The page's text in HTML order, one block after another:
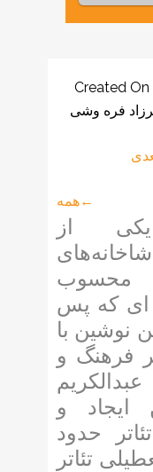
Created On
فره وشی
←همه
از
محسوب
ای که پس
نوشین با
فرهنگ و
ایجاد و
حدود
تئاتر